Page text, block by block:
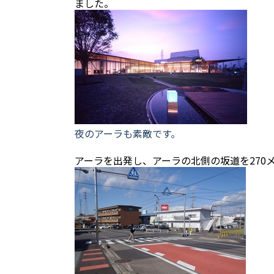
ました。
夜のアーラも素敵です。
アーラを出発し、アーラの北側の坂道を270